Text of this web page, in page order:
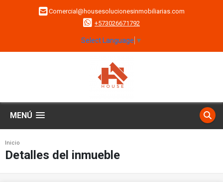
Comercial@housesolucionesinmobiliarias.com
+573026671792
Select Language ▼
MENÚ
Inicio
Detalles del inmueble